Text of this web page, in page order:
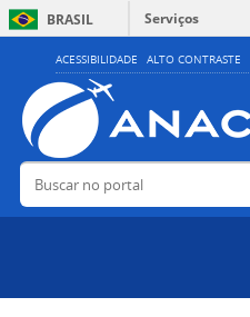
ACESSIBILIDADE ALTO CONTRASTE
BRASIL
Serviços
Buscar no portal